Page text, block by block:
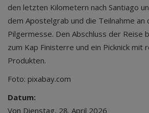
den letzten Kilometern nach Santiago
dem Apostelgrab und die Teilnahme
Pilgermesse. Den Abschluss der Reise
zum Kap Finisterre und ein Picknick mit
Produkten.
Foto: pixabay.com
Datum:
Von Dienstag, 28. April 2026